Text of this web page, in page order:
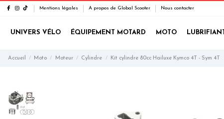
Mentions légales A propos de Global Scooter Nous contacter
UNIVERS VÉLO ÉQUIPEMENT MOTARD MOTO LUBRIFIANT
Accueil Moto Moteur Cylindre Kit cylindre 80cc Hailuxe Kymco 4T - Sym 4T